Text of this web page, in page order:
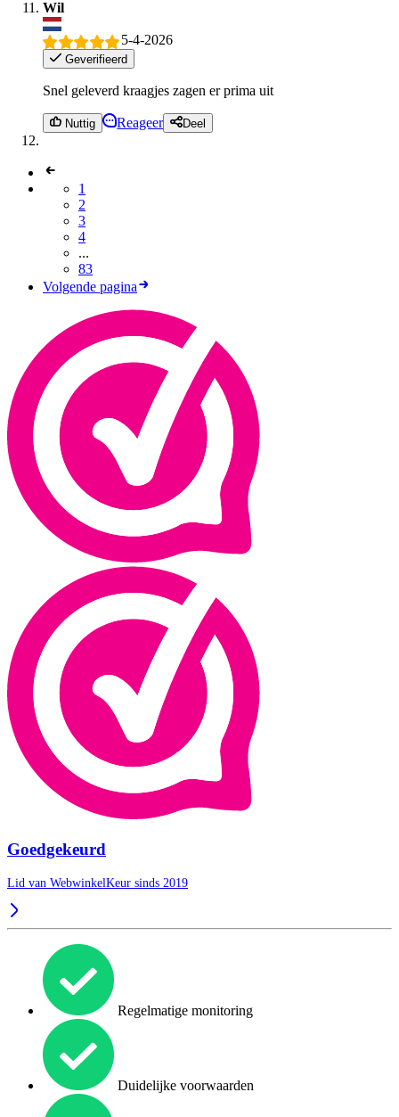
Wil
5-4-2026
Geverifieerd
Snel geleverd kraagjes zagen er prima uit
Nuttig Reageer Deel
1
2
3
4
...
83
Volgende pagina
Goedgekeurd
Lid van WebwinkelKeur sinds 2019
Regelmatige monitoring
Duidelijke voorwaarden